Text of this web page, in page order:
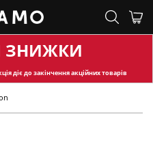
ЗНИЖКИ
діє до закінчення акційних товарів